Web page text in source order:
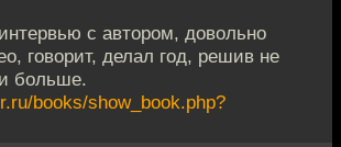
с автором, довольно
говорит, делал год, решив не
больше.
books/show_book.php?